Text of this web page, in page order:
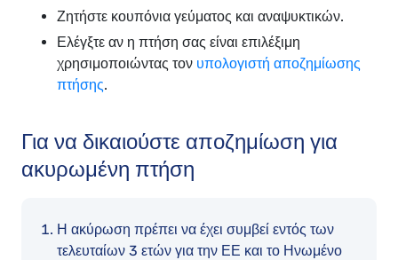
Ζητήστε κουπόνια γεύματος και αναψυκτικών.
Ελέγξτε αν η πτήση σας είναι επιλέξιμη
χρησιμοποιώντας τον υπολογιστή αποζημίωσης
πτήσης.
Για να δικαιούστε αποζημίωση για
ακυρωμένη πτήση
Η ακύρωση πρέπει να έχει συμβεί εντός των
τελευταίων 3 ετών για την ΕΕ και το Ηνωμένο